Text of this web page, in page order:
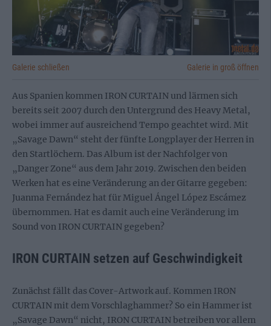
Galerie schließen Galerie in groß öffnen
Aus Spanien kommen IRON CURTAIN und lärmen sich
bereits seit 2007 durch den Untergrund des Heavy Metal,
wobei immer auf ausreichend Tempo geachtet wird. Mit
„Savage Dawn“ steht der fünfte Longplayer der Herren in
den Startlöchern. Das Album ist der Nachfolger von
„Danger Zone“ aus dem Jahr 2019. Zwischen den beiden
Werken hat es eine Veränderung an der Gitarre gegeben:
Juanma Fernández hat für Miguel Ángel López Escámez
übernommen. Hat es damit auch eine Veränderung im
Sound von IRON CURTAIN gegeben?
IRON CURTAIN setzen auf Geschwindigkeit
Zunächst fällt das Cover-Artwork auf. Kommen IRON
CURTAIN mit dem Vorschlaghammer? So ein Hammer ist
„Savage Dawn“ nicht, IRON CURTAIN betreiben vor allem